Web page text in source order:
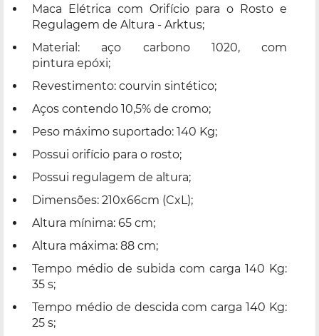
Maca Elétrica com Orifício para o Rosto e
Regulagem de Altura - Arktus;
Material: aço carbono 1020, com
pintura epóxi;
Revestimento: courvin sintético;
Aços contendo 10,5% de cromo;
Peso máximo suportado: 140 Kg;
Possui orifício para o rosto;
Possui regulagem de altura;
Dimensões: 210x66cm (CxL);
Altura mínima: 65 cm;
Altura máxima: 88 cm;
Tempo médio de subida com carga 140 Kg:
35 s;
Tempo médio de descida com carga 140 Kg:
25 s;